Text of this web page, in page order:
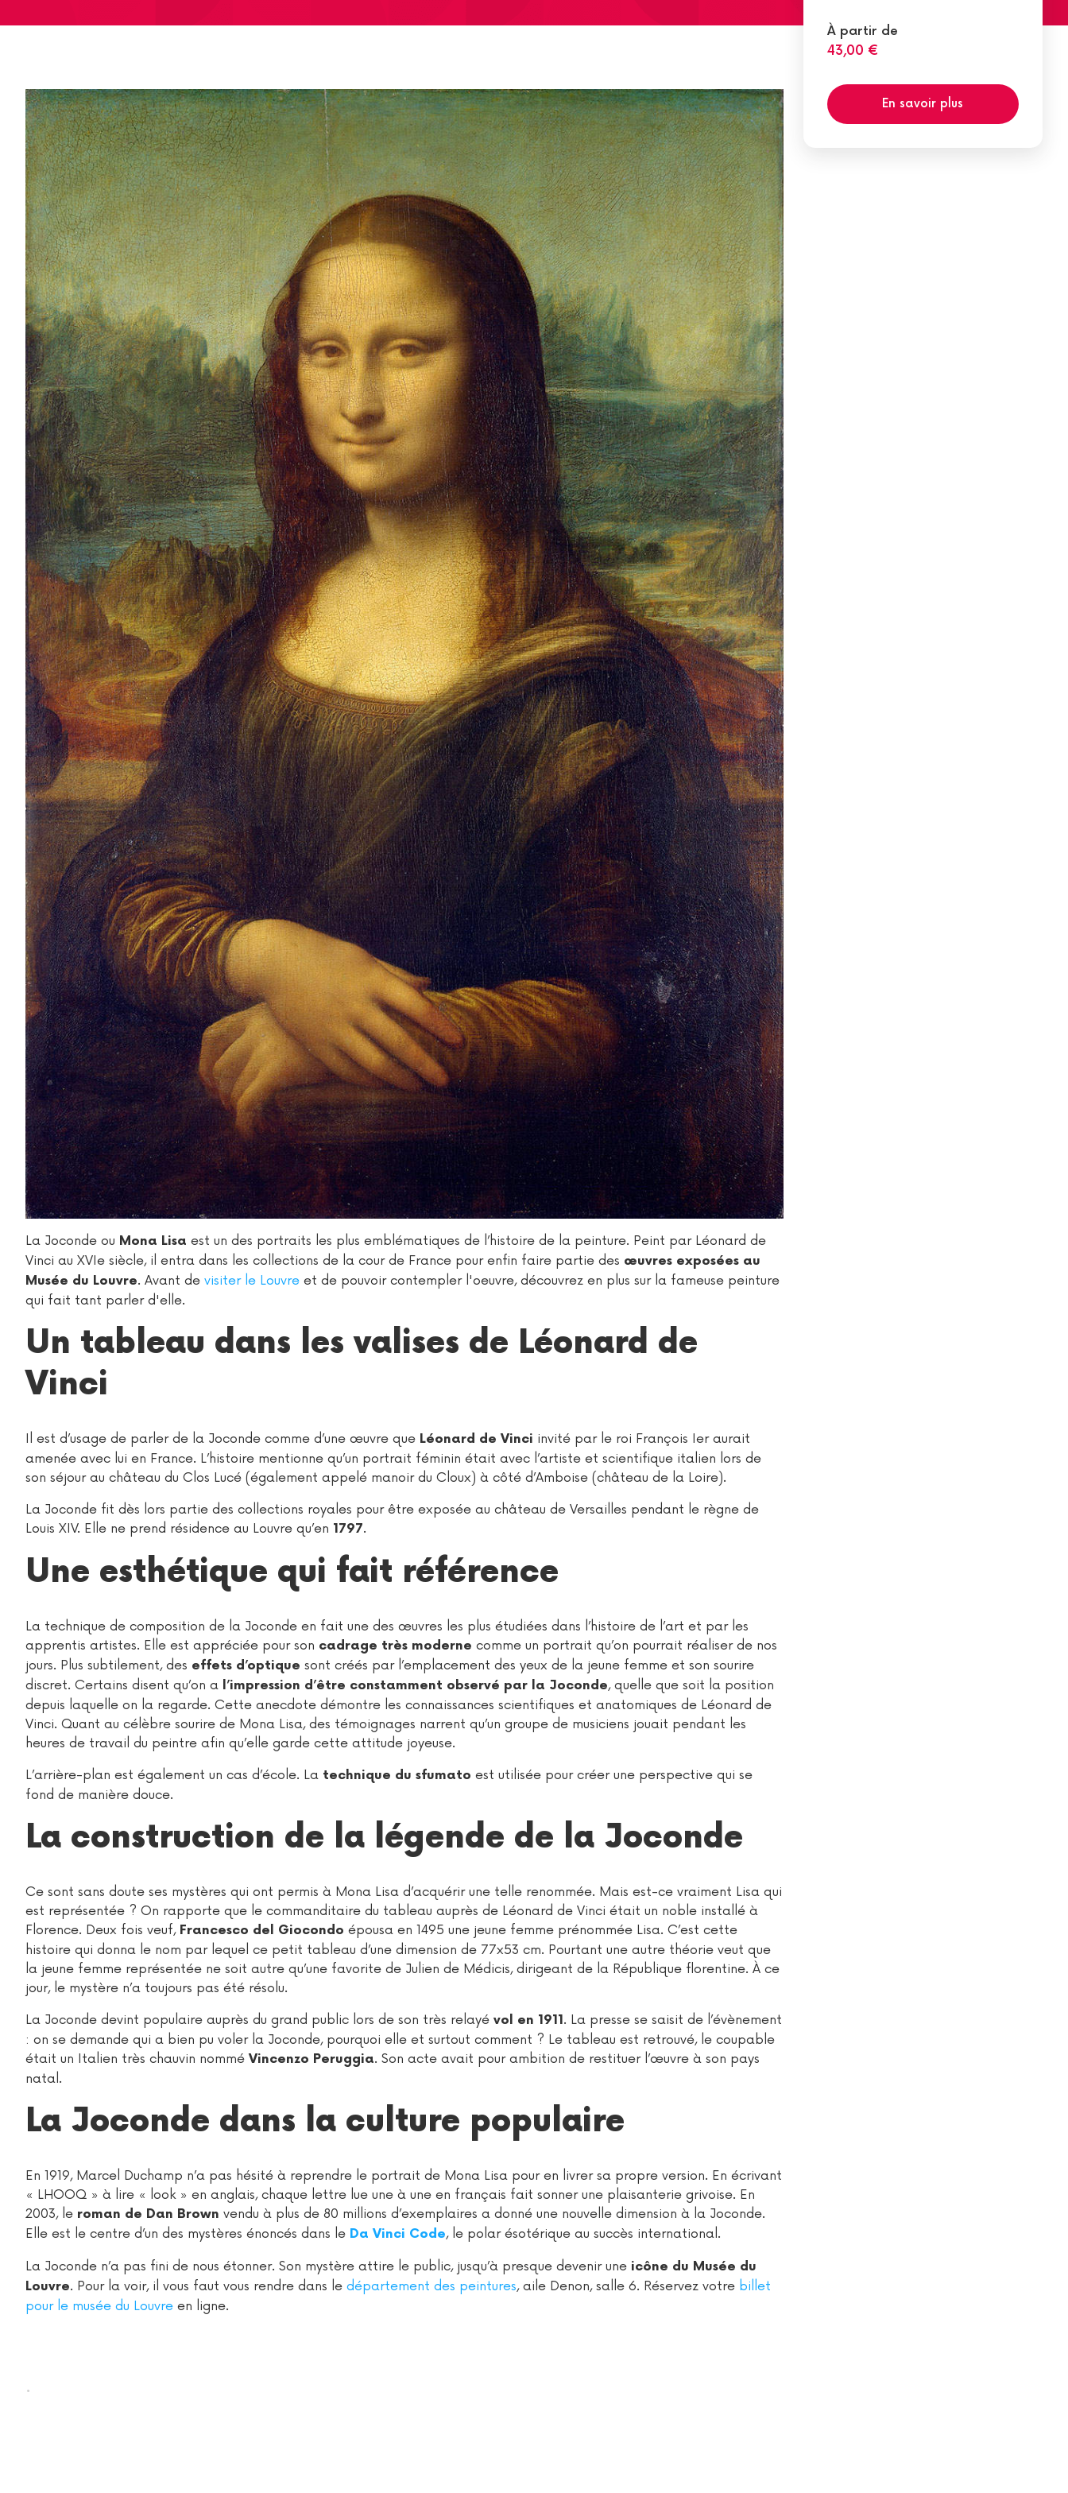
À partir de
43,00 €
En savoir plus
La Joconde ou Mona Lisa est un des portraits les plus emblématiques de l’histoire de la peinture. Peint par Léonard de
Vinci au XVIe siècle, il entra dans les collections de la cour de France pour enfin faire partie des œuvres exposées au
Musée du Louvre. Avant de visiter le Louvre et de pouvoir contempler l'oeuvre, découvrez en plus sur la fameuse peinture
qui fait tant parler d'elle.
Un tableau dans les valises de Léonard de
Vinci
Il est d’usage de parler de la Joconde comme d’une œuvre que Léonard de Vinci invité par le roi François Ier aurait
amenée avec lui en France. L’histoire mentionne qu’un portrait féminin était avec l’artiste et scientifique italien lors de
son séjour au château du Clos Lucé (également appelé manoir du Cloux) à côté d’Amboise (château de la Loire).
La Joconde fit dès lors partie des collections royales pour être exposée au château de Versailles pendant le règne de
Louis XIV. Elle ne prend résidence au Louvre qu’en 1797.
Une esthétique qui fait référence
La technique de composition de la Joconde en fait une des œuvres les plus étudiées dans l’histoire de l’art et par les
apprentis artistes. Elle est appréciée pour son cadrage très moderne comme un portrait qu’on pourrait réaliser de nos
jours. Plus subtilement, des effets d’optique sont créés par l’emplacement des yeux de la jeune femme et son sourire
discret. Certains disent qu’on a l’impression d’être constamment observé par la Joconde, quelle que soit la position
depuis laquelle on la regarde. Cette anecdote démontre les connaissances scientifiques et anatomiques de Léonard de
Vinci. Quant au célèbre sourire de Mona Lisa, des témoignages narrent qu’un groupe de musiciens jouait pendant les
heures de travail du peintre afin qu’elle garde cette attitude joyeuse.
L’arrière-plan est également un cas d’école. La technique du sfumato est utilisée pour créer une perspective qui se
fond de manière douce.
La construction de la légende de la Joconde
Ce sont sans doute ses mystères qui ont permis à Mona Lisa d’acquérir une telle renommée. Mais est-ce vraiment Lisa qui
est représentée ? On rapporte que le commanditaire du tableau auprès de Léonard de Vinci était un noble installé à
Florence. Deux fois veuf, Francesco del Giocondo épousa en 1495 une jeune femme prénommée Lisa. C’est cette
histoire qui donna le nom par lequel ce petit tableau d’une dimension de 77x53 cm. Pourtant une autre théorie veut que
la jeune femme représentée ne soit autre qu’une favorite de Julien de Médicis, dirigeant de la République florentine. À ce
jour, le mystère n’a toujours pas été résolu.
La Joconde devint populaire auprès du grand public lors de son très relayé vol en 1911. La presse se saisit de l’évènement
: on se demande qui a bien pu voler la Joconde, pourquoi elle et surtout comment ? Le tableau est retrouvé, le coupable
était un Italien très chauvin nommé Vincenzo Peruggia. Son acte avait pour ambition de restituer l’œuvre à son pays
natal.
La Joconde dans la culture populaire
En 1919, Marcel Duchamp n’a pas hésité à reprendre le portrait de Mona Lisa pour en livrer sa propre version. En écrivant
« LHOOQ » à lire « look » en anglais, chaque lettre lue une à une en français fait sonner une plaisanterie grivoise. En
2003, le roman de Dan Brown vendu à plus de 80 millions d’exemplaires a donné une nouvelle dimension à la Joconde.
Elle est le centre d’un des mystères énoncés dans le Da Vinci Code, le polar ésotérique au succès international.
La Joconde n’a pas fini de nous étonner. Son mystère attire le public, jusqu’à presque devenir une icône du Musée du
Louvre. Pour la voir, il vous faut vous rendre dans le département des peintures, aile Denon, salle 6. Réservez votre billet
pour le musée du Louvre en ligne.
.